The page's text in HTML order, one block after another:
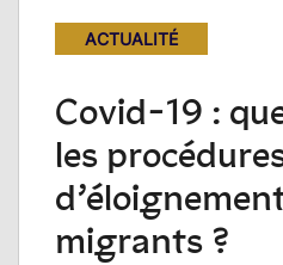
ACTUALITÉ
Covid-19 :
les
migrants ?